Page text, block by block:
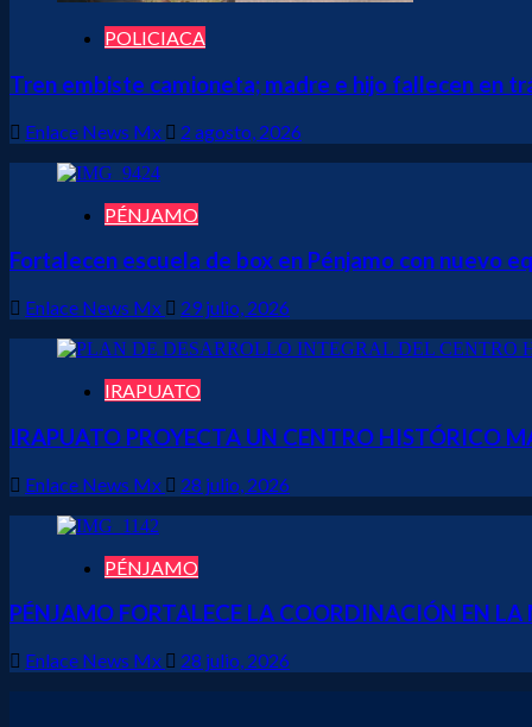
POLICIACA
Tren embiste camioneta; madre e hijo fallecen en
Enlace News Mx 2 agosto, 2026
PÉNJAMO
Fortalecen escuela de box en Pénjamo con nuevo
Enlace News Mx 29 julio, 2026
IRAPUATO
IRAPUATO PROYECTA UN CENTRO HISTÓRICO
Enlace News Mx 28 julio, 2026
PÉNJAMO
PÉNJAMO FORTALECE LA COORDINACIÓN EN
Enlace News Mx 28 julio, 2026